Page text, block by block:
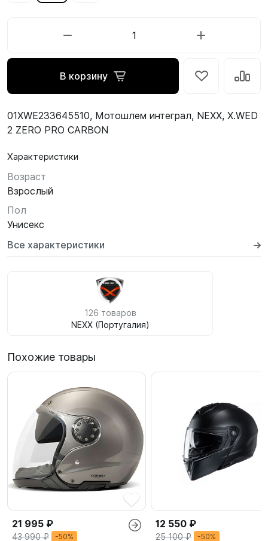
В корзину
01XWE233645510, Мотошлем интеграл, NEXX, X.WED
2 ZERO PRO CARBON
Характеристики
Возраст
Взрослый
Пол
Унисекс
Все характеристики
126 товаров
NEXX (Португалия)
Похожие товары
21 995 ₽
43 990 ₽ -50%
12 550 ₽
25 100 ₽ -50%